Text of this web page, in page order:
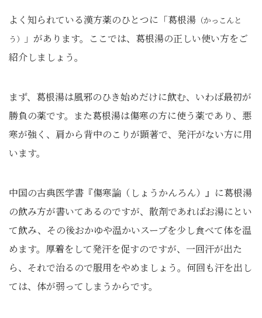
よく知られている漢方薬のひとつに「葛根湯 （かっこんと
う）
」があります。ここでは、葛根湯の正しい使い方をご
紹介しましょう。
まず、葛根湯は風邪のひき始めだけに飲む、いわば最初が
勝負の薬です。また葛根湯は傷寒の方に使う薬であり、悪
寒が強く、肩から背中のこりが顕著で、発汗がない方に用
います。
中国の古典医学書『傷寒論（しょうかんろん）』に葛根湯
の飲み方が書いてあるのですが、散剤であればお湯にとい
て飲み、その後おかゆや温かいスープを少し食べて体を温
めます。厚着をして発汗を促すのですが、一回汗が出た
ら、それで治るので服用をやめましょう。何回も汗を出し
ては、体が弱ってしまうからです。